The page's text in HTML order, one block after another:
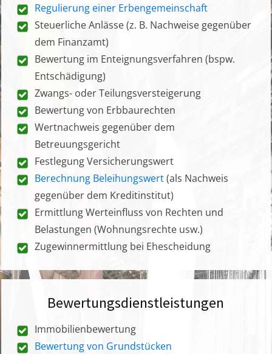
Regulierung einer Erbengemeinschaft
Steuerliche Anlässe (z. B. Nachweise gegenüber
dem Finanzamt)
Bewertung im Enteignungsverfahren (bspw.
Entschädigung)
Zwangs- oder Teilungsversteigerung
Bewertung von Erbbaurechten
Wertnachweis gegenüber dem
Betreuungsgericht
Festlegung Versicherungswert
Berechnung Beleihungswert(als Nachweis
gegenüber dem Kreditinstitut)
Ermittlung Werteinfluss von Rechten und
Belastungen (Wohnungsrechte usw.)
Zugewinnermittlung bei Ehescheidung
Bewertungsdienstleistungen
Immobilienbewertung
Bewertung von Grundstücken